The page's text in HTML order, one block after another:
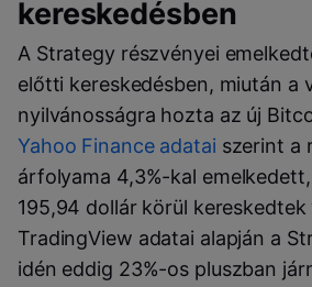
kereskedésben
A Strategy részvényei
előtti kereskedésben, miután a
nyilvánosságra hozta az új
Yahoo Finance adatai szerint a
árfolyama 4,3%-kal
195,94 dollár körül kereskedtek
TradingView adatai alapján a
idén eddig 23%-os pluszban